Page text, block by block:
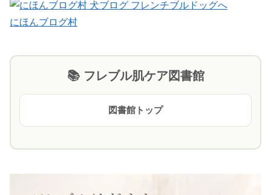
にほんブログ村
📚 フレブル肌ケア図書館
図書館トップ